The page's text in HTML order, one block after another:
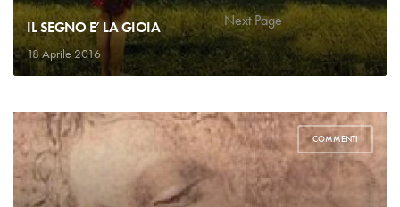
IL SEGNO E’ LA GIOIA
18 Aprile 2016
COMMENTI
1 2 … 10 Next Page